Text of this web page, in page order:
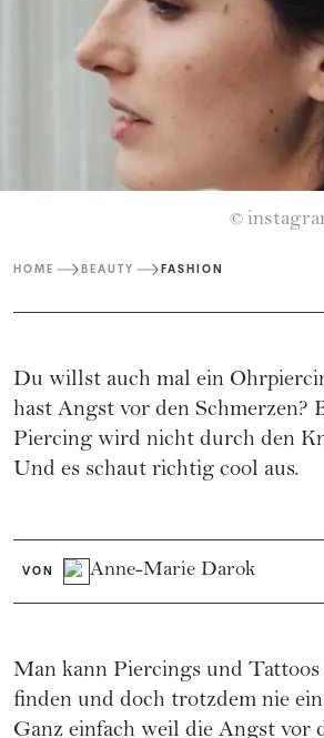
©
HOME BEAUTY FASHION
Du willst auch mal ein
hast Angst vor den Schmerzen?
Piercing wird nicht durch den
Und es schaut richtig cool aus.
VON Anne-Marie Darok
Man kann Piercings und Tattoos
finden und doch trotzdem nie
Ganz einfach weil die Angst vor